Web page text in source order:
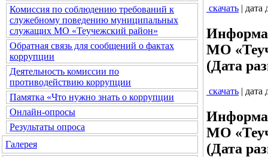
Комиссия по соблюдению требований к
служебному поведению муниципальных
служащих МО «Теучежский район»
Обратная связь для сообщений о фактах
коррупции
Деятельность комиссии по
противодействию коррупции
Памятка «Что нужно знать о коррупции
Онлайн-опросы
Результаты опроса
Галерея
скачать | дата
МО
(Дата
скачать | дата
МО
(Дата